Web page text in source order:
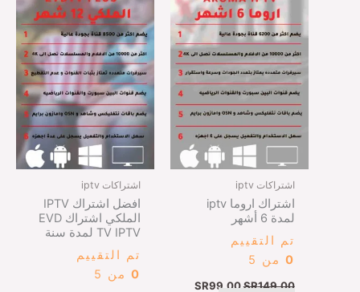
اشتراكات iptv
اشتراك اروما iptv
لمدة 6 أشهر
تم التقييم
0 من 5
SR149,00
SR99,00
اشتراكات iptv
افضل اشتراك IPTV
الملكي اشتراك EVD
TV IPTV لمدة سنة
تم التقييم
0 من 5